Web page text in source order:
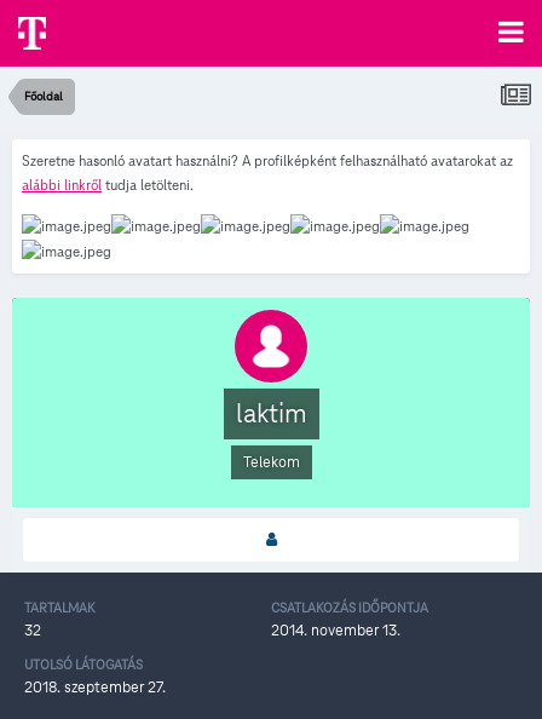
Főoldal
Szeretne hasonló avatart használni? A profilképként felhasználható avatarokat az
alábbi linkről tudja letölteni.
laktim
Telekom
TARTALMAK
32
CSATLAKOZÁS IDŐPONTJA
2014. november 13.
UTOLSÓ LÁTOGATÁS
2018. szeptember 27.